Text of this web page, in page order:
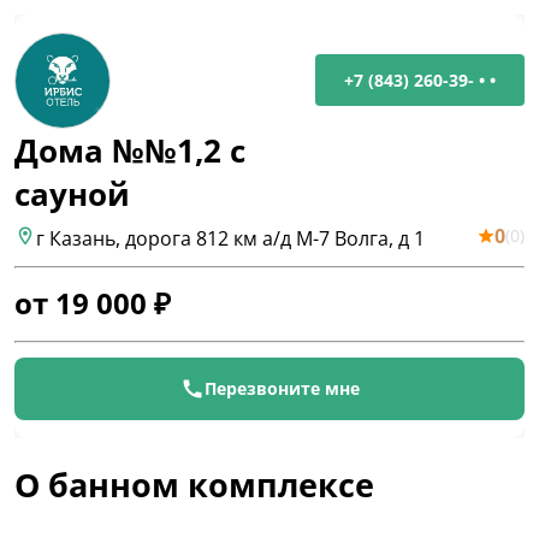
+7 (843) 260-39- • •
Дома №№1,2 с
сауной
г Казань, дорога 812 км а/д М-7 Волга, д 1 0(0)
от 19 000 ₽
Перезвоните мне
О банном комплексе